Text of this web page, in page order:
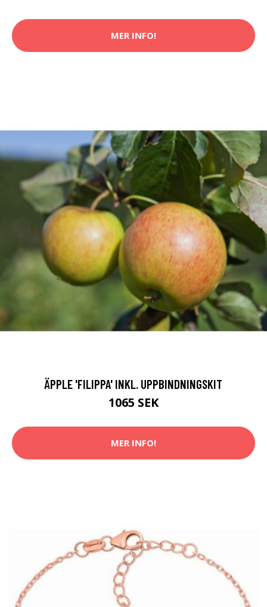
MER INFO!
ÄPPLE 'FILIPPA' INKL. UPPBINDNINGSKIT
1065 SEK
MER INFO!